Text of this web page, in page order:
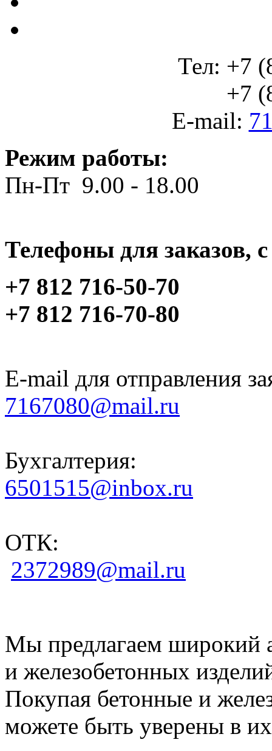
Тел: +7
+7
E-mail:
Режим работы:
Пн-Пт 9.00 - 18.00
Телефоны для заказов,
+7 812 716-50-70
+7 812 716-70-80
E-mail для отправления
7167080@mail.ru
Бухгалтерия:
6501515@inbox.ru
ОТК:
2372989@mail.ru
Мы предлагаем широкий
и железобетонных
Покупая бетонные и
можете быть уверены в их